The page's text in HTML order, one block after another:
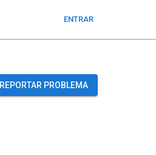
ENTRAR
REPORTAR PROBLEMA